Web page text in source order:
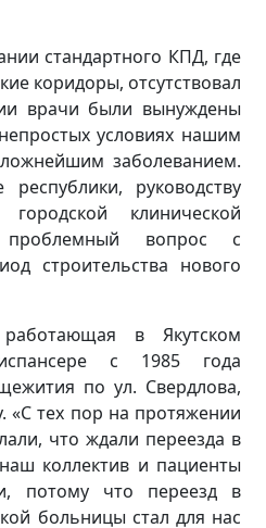
стандартного КПД, где
коридоры, отсутствовал
врачи были вынуждены
условиях нашим
заболеванием.
руководству
клинической
вопрос с
строительства нового
работающая в Якутском
с 1985 года
по ул. Свердлова,
«С тех пор на протяжении
что ждали переезда в
коллектив и пациенты
потому что переезд в
больницы стал для нас